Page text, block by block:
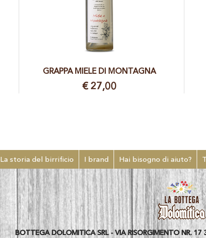
GRAPPA MIELE DI MONTAGNA
€ 27,00
La storia del birrificio I brand Hai bisogno di aiuto?
BOTTEGA DOLOMITICA SRL - VIA RISORGIMENTO NR. 17